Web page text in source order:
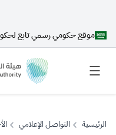
موقع حكومي رسمي تابع
الرئيسية التواصل الإعلامي